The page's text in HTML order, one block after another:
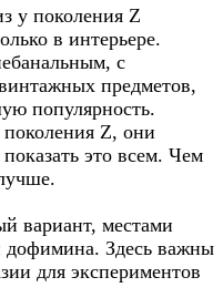
у поколения Z
в интерьере.
с
предметов,
популярность.
Z, они
это всем. Чем
вариант, местами
дофимина. Здесь важны
для экспериментов